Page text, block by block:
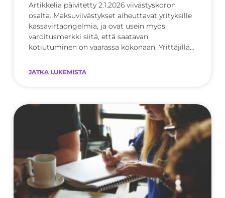
Artikkelia päivitetty 2.1.2026 viivästyskoron
osalta. Maksuviivästykset aiheuttavat yrityksille
kassavirtaongelmia, ja ovat usein myös
varoitusmerkki siitä, että saatavan
kotiutuminen on vaarassa kokonaan. Yrittäjillä
JATKA LUKEMISTA